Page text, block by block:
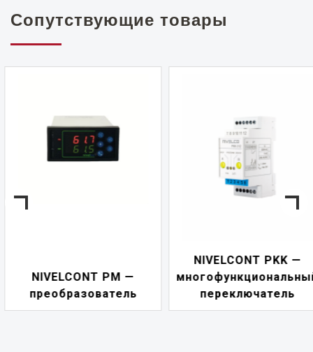
Сопутствующие товары
NIVELCONT PM —
преобразователь
NIVELCONT PKK —
переключатель